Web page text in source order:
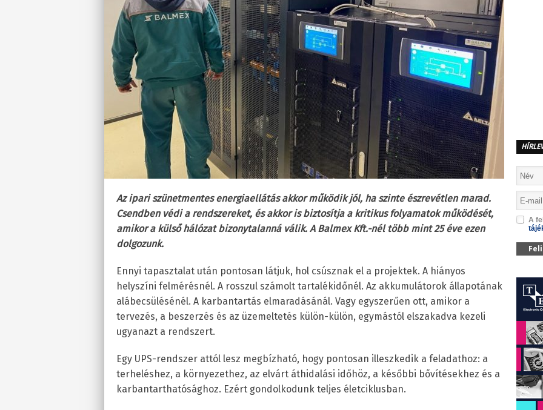
Az ipari szünetmentes energiaellátás akkor működik jól, ha szinte észrevétlen marad.
Csendben védi a rendszereket, és akkor is biztosítja a kritikus folyamatok működését,
amikor a külső hálózat bizonytalanná válik. A Balmex Kft.-nél több mint 25 éve ezen
dolgozunk.
Ennyi tapasztalat után pontosan látjuk, hol csúsznak el a projektek. A hiányos
helyszíni felmérésnél. A rosszul számolt tartalékidőnél. Az akkumulátorok állapotának
alábecsülésénél. A karbantartás elmaradásánál. Vagy egyszerűen ott, amikor a
tervezés, a beszerzés és az üzemeltetés külön-külön, egymástól elszakadva kezeli
ugyanazt a rendszert.
Egy UPS-rendszer attól lesz megbízható, hogy pontosan illeszkedik a feladathoz: a
terheléshez, a környezethez, az elvárt áthidalási időhöz, a későbbi bővítésekhez és a
karbantarthatósághoz. Ezért gondolkodunk teljes életciklusban.
A